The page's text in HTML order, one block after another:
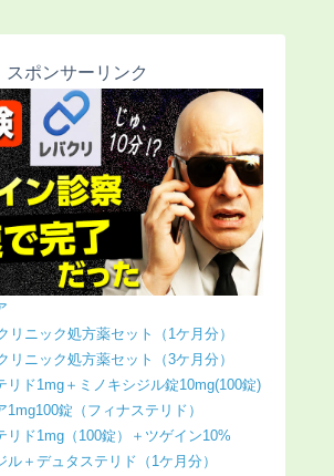
スポンサーリンク
リニック処方薬セット（1ケ月分）
リニック処方薬セット（3ケ月分）
リド1mg＋ミノキシジル錠10mg(100錠)
1mg100錠（フィナステリド）
リド1mg（100錠）＋ツゲイン10%
ル＋デュタステリド（1ケ月分）